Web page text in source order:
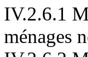
IV.2.6.1
ménages